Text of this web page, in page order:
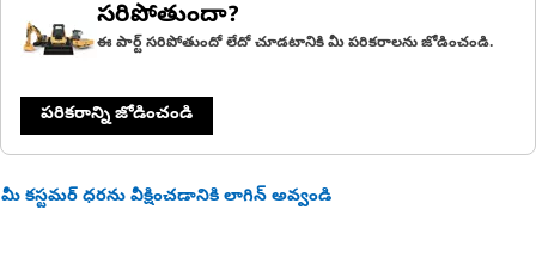
సరిపోతుందా?
ఈ పార్ట్ సరిపోతుందో లేదో చూడటానికి మీ పరికరాలను జోడించండి.
పరికరాన్ని జోడించండి
మీ కస్టమర్ ధరను వీక్షించడానికి లాగిన్ అవ్వండి